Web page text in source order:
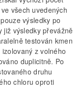
všech uvedených
výsledky po
již výsledky převážně
testován kmen
z volného
duplicitně. Po
druhu
chloru oproti